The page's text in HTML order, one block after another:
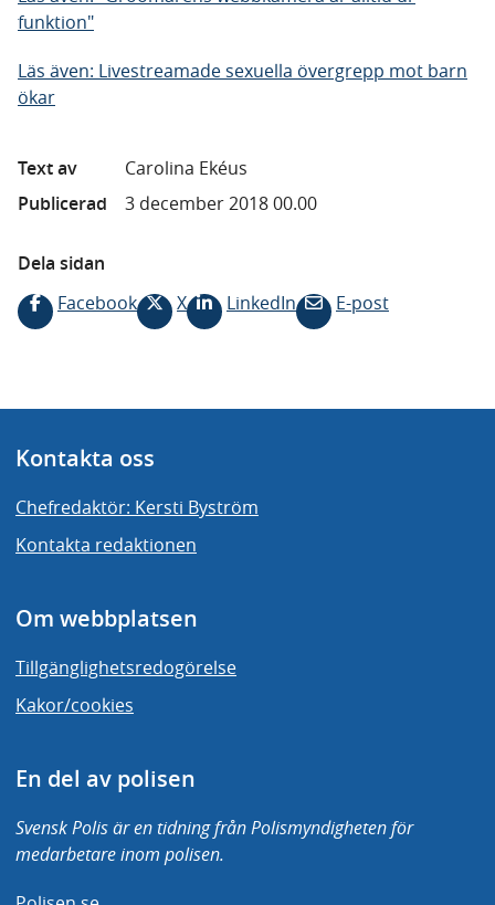
funktion"
Läs även: Livestreamade sexuella övergrepp mot barn
ökar
Text av
Carolina Ekéus
Publicerad
3 december 2018 00.00
Dela sidan
Facebook
X LinkedIn E-post
Kontakta oss
Chefredaktör: Kersti Byström
Kontakta redaktionen
Om webbplatsen
Tillgänglighetsredogörelse
Kakor/cookies
En del av polisen
Svensk Polis är en tidning från Polismyndigheten för
medarbetare inom polisen.